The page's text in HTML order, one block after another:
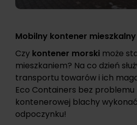
Mobilny kontener
Czy kontener morski może
mieszkaniem? Na co dzień
transportu towarów i ich
Eco Containers bez problemu
kontenerowej blachy
odpoczynku!